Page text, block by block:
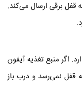
قفل برقی ارسال می‌کند.
اگر منبع تغذیه آیفون
قفل نمی‌رسد و درب باز